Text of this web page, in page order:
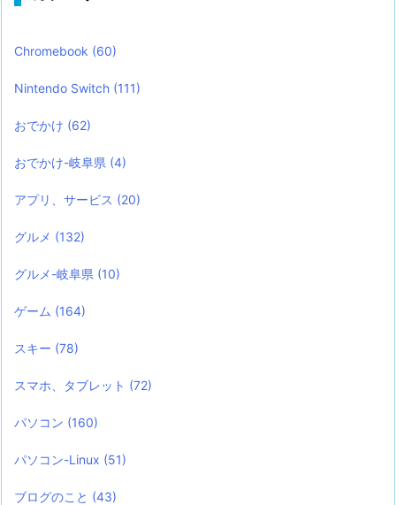
Chromebook (60)
Nintendo Switch (111)
おでかけ (62)
おでかけ-岐阜県 (4)
アプリ、サービス (20)
グルメ (132)
グルメ-岐阜県 (10)
ゲーム (164)
スキー (78)
スマホ、タブレット (72)
パソコン (160)
パソコン-Linux (51)
ブログのこと (43)